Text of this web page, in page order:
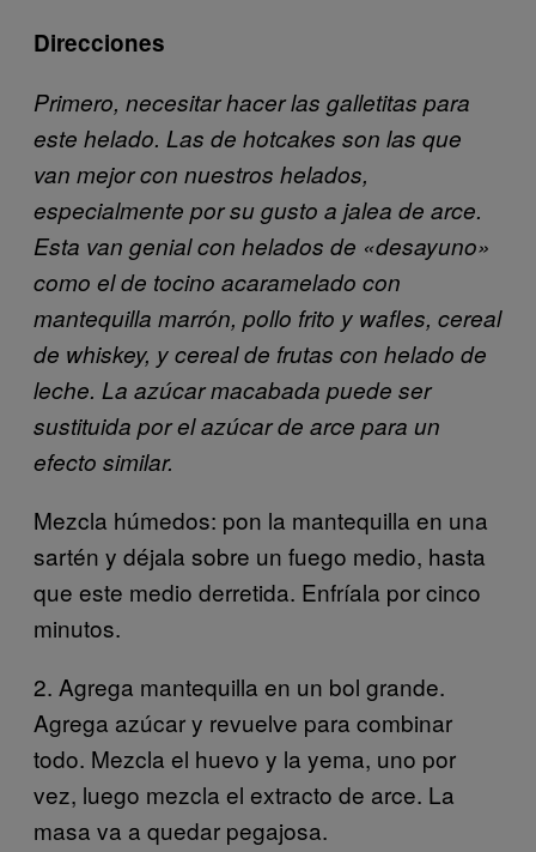
Direcciones
Primero, necesitar hacer las galletitas para
este helado. Las de hotcakes son las que
van mejor con nuestros helados,
especialmente por su gusto a jalea de arce.
Esta van genial con helados de «desayuno»
como el de tocino acaramelado con
mantequilla marrón, pollo frito y wafles, cereal
de whiskey, y cereal de frutas con helado de
leche. La azúcar macabada puede ser
sustituida por el azúcar de arce para un
efecto similar.
Mezcla húmedos: pon la mantequilla en una
sartén y déjala sobre un fuego medio, hasta
que este medio derretida. Enfríala por cinco
minutos.
2. Agrega mantequilla en un bol grande.
Agrega azúcar y revuelve para combinar
todo. Mezcla el huevo y la yema, uno por
vez, luego mezcla el extracto de arce. La
masa va a quedar pegajosa.